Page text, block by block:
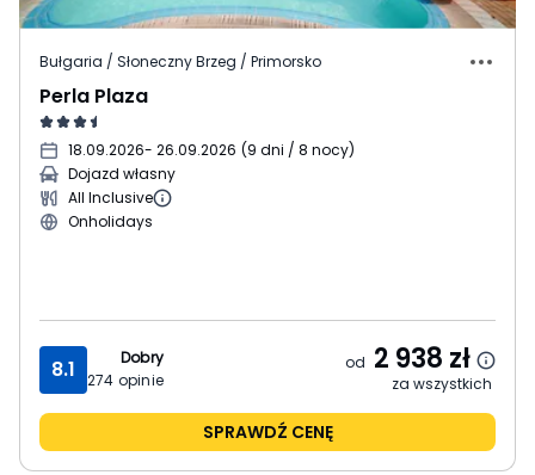
Bułgaria / Słoneczny Brzeg / Primorsko
Perla Plaza
18.09.2026- 26.09.2026 (9 dni / 8 nocy)
Dojazd własny
All Inclusive
Onholidays
8.1
Dobry
274 opinie
od 2 938 zł
za wszystkich
SPRAWDŹ CENĘ